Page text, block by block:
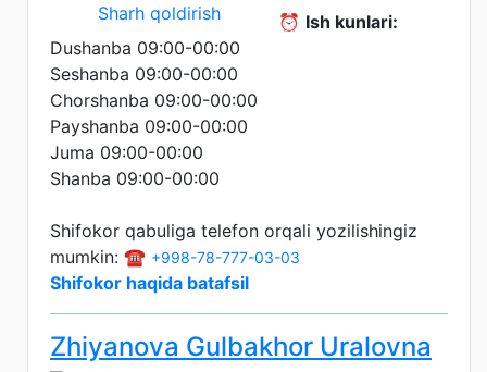
Sharh qoldirish
⏰ Ish kunlari:
Dushanba 09:00-00:00
Seshanba 09:00-00:00
Chorshanba 09:00-00:00
Payshanba 09:00-00:00
Juma 09:00-00:00
Shanba 09:00-00:00
Shifokor qabuliga telefon orqali yozilishingiz
mumkin: ☎️ +998-78-777-03-03
Shifokor haqida batafsil
Zhiyanova Gulbakhor Uralovna